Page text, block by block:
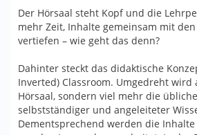
Der Hörsaal steht Kopf und die
mehr Zeit, Inhalte gemeinsam mit
vertiefen – wie geht das denn?
Dahinter steckt das didaktische
Inverted) Classroom. Umgedreht
Hörsaal, sondern viel mehr die
selbstständiger und angeleiteter
Dementsprechend werden die